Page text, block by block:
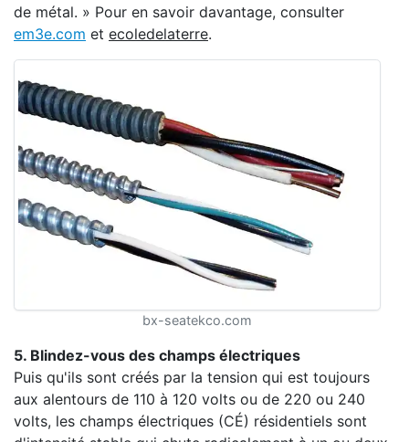
de métal. » Pour en savoir davantage, consulter
em3e.com et ecoledelaterre.
bx-seatekco.com
5. Blindez-vous des champs électriques
Puis qu'ils sont créés par la tension qui est toujours
aux alentours de 110 à 120 volts ou de 220 ou 240
volts, les champs électriques (CÉ) résidentiels sont